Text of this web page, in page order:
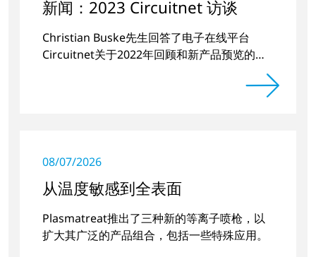
新闻：2023 Circuitnet 访谈
Christian Buske先生回答了电子在线平台
Circuitnet关于2022年回顾和新产品预览的问
08/07/2026
从温度敏感到全表面
Plasmatreat推出了三种新的等离子喷枪，以
扩大其广泛的产品组合，包括一些特殊应用。